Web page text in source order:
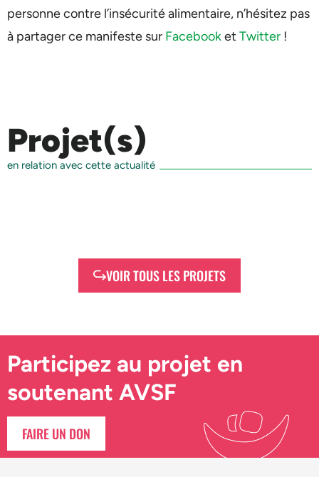
personne contre l’insécurité alimentaire, n’hésitez pas
à partager ce manifeste sur Facebooket Twitter !
Projet(s)
en relation avec cette actualité
VOIR TOUS LES PROJETS
Participez au projet en
soutenant AVSF
FAIRE UN DON